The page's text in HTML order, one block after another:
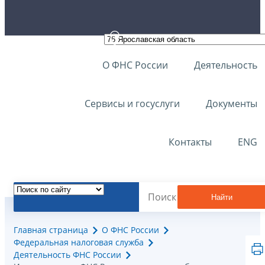
О ФНС России Деятельность
Сервисы и госуслуги Документы
Контакты ENG
Найти
Главная страница
О ФНС России
Федеральная налоговая служба
Деятельность ФНС России